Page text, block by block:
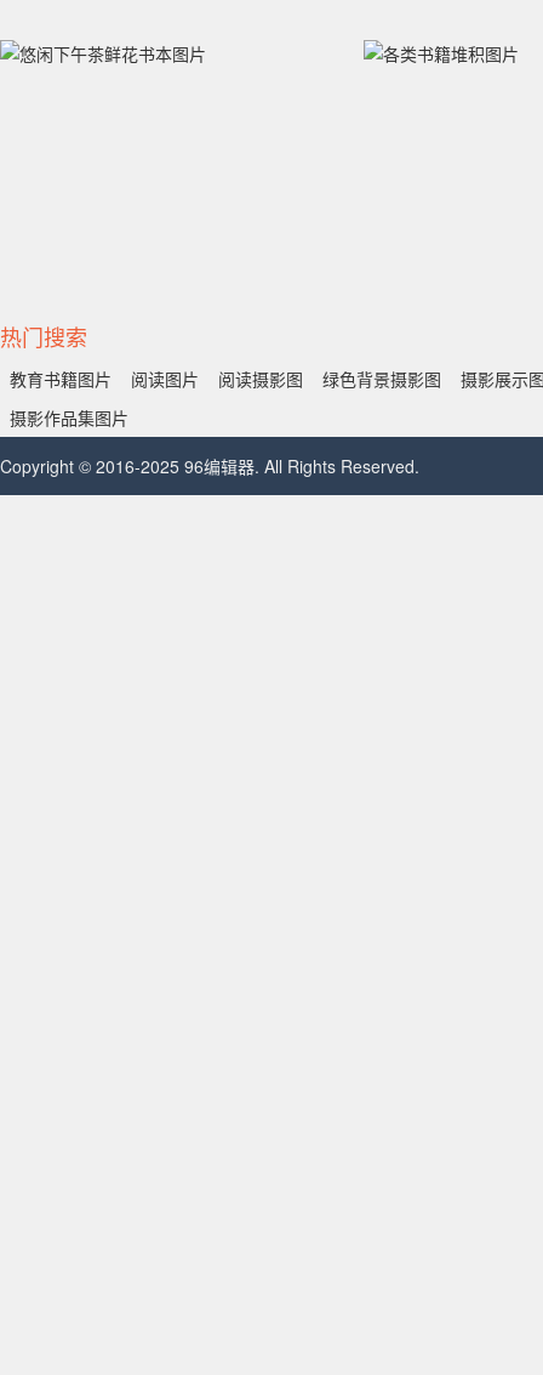
热门搜索
教育书籍图片 阅读图片 阅读摄影图 绿色背景摄影图
摄影展示
摄影作品集图片
Copyright © 2016-2025 96编辑器. All Rights Reserved.